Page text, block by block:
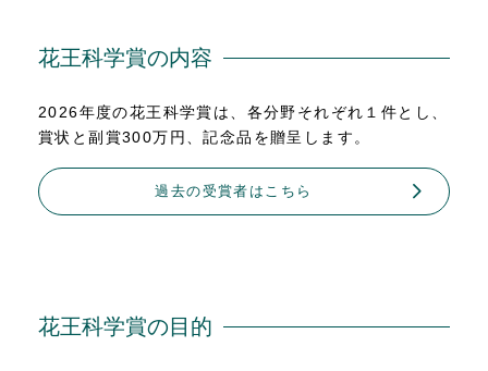
花王科学賞の内容
2026年度の花王科学賞は、各分野それぞれ１件とし、
賞状と副賞300万円、記念品を贈呈します。
過去の受賞者はこちら
花王科学賞の目的